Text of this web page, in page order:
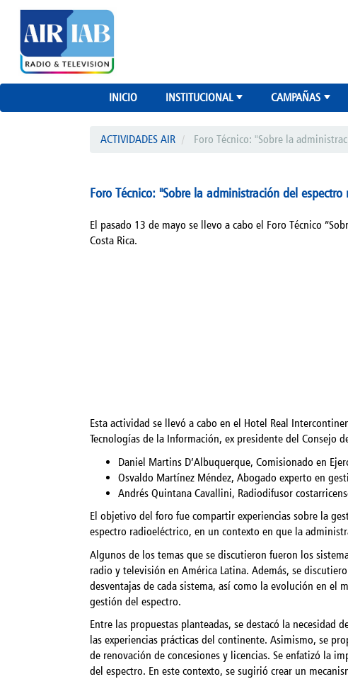
INICIO
+
INSTITUCIONAL
+
CAMPAÑAS
ACTIVIDADES AIR Foro Técnico: "Sobre la
Foro Técnico: "Sobre la administración del
El pasado 13 de mayo se llevo a cabo el Foro Técnico
Costa Rica.
Esta actividad se llevó a cabo en el Hotel Real
Tecnologías de la Información, ex presidente del Consejo
Daniel Martins D’Albuquerque, Comisionado en
Osvaldo Martínez Méndez, Abogado experto en
Andrés Quintana Cavallini, Radiodifusor
El objetivo del foro fue compartir experiencias sobre la
espectro radioeléctrico, en un contexto en que la
Algunos de los temas que se discutieron fueron los
radio y televisión en América Latina. Además, se
desventajas de cada sistema, así como la evolución en el
gestión del espectro.
Entre las propuestas planteadas, se destacó la
las experiencias prácticas del continente. Asimismo, se
de renovación de concesiones y licencias. Se enfatizó la
del espectro. En este contexto, se sugirió crear un